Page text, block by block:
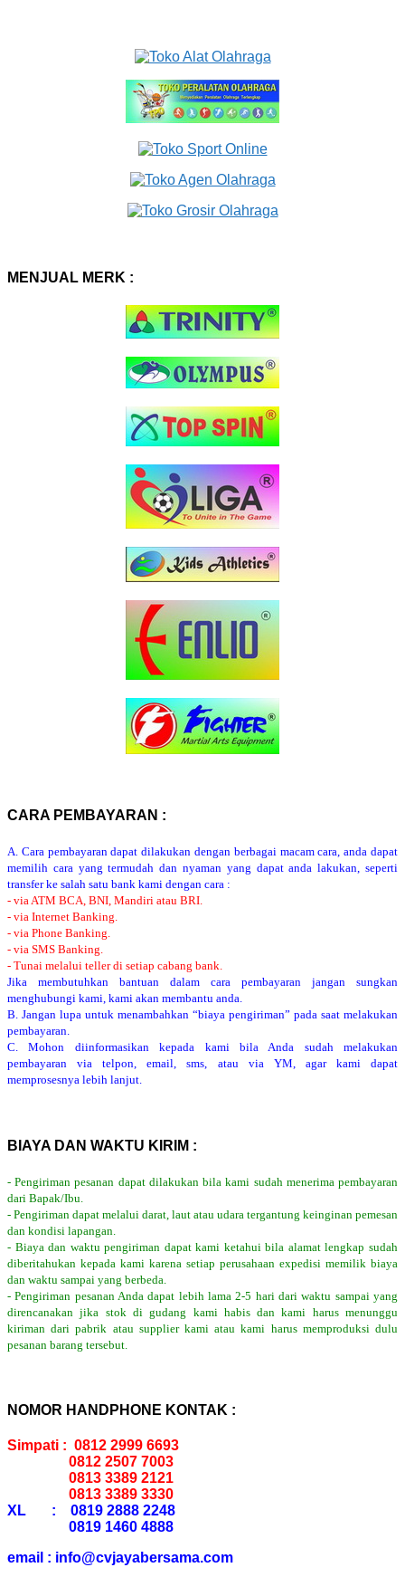
MENJUAL MERK :
CARA PEMBAYARAN :
A. Cara pembayaran dapat dilakukan dengan berbagai macam cara, anda dapat
memilih cara yang termudah dan nyaman yang dapat anda lakukan, seperti
transfer ke salah satu bank kami dengan cara :
- via ATM BCA, BNI, Mandiri atau BRI.
- via Internet Banking.
- via Phone Banking.
- via SMS Banking.
- Tunai melalui teller di setiap cabang bank.
Jika membutuhkan bantuan dalam cara pembayaran jangan sungkan
menghubungi kami, kami akan membantu anda.
B. Jangan lupa untuk menambahkan “biaya pengiriman” pada saat melakukan
pembayaran.
C. Mohon diinformasikan kepada kami bila Anda sudah melakukan
pembayaran via telpon, email, sms, atau via YM, agar kami dapat
memprosesnya lebih lanjut.
BIAYA DAN WAKTU KIRIM :
- Pengiriman pesanan dapat dilakukan bila kami sudah menerima pembayaran
dari Bapak/Ibu.
- Pengiriman dapat melalui darat, laut atau udara tergantung keinginan pemesan
dan kondisi lapangan.
- Biaya dan waktu pengiriman dapat kami ketahui bila alamat lengkap sudah
diberitahukan kepada kami karena setiap perusahaan expedisi memilik biaya
dan waktu sampai yang berbeda.
- Pengiriman pesanan Anda dapat lebih lama 2-5 hari dari waktu sampai yang
direncanakan jika stok di gudang kami habis dan kami harus menunggu
kiriman dari pabrik atau supplier kami atau kami harus memproduksi dulu
pesanan barang tersebut.
NOMOR HANDPHONE KONTAK :
Simpati : 0812 2999 6693
0812 2507 7003
0813 3389 2121
0813 3389 3330
XL : 0819 2888 2248
0819 1460 4888
email : info@cvjayabersama.com